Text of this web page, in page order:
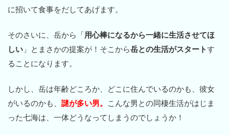
に招いて食事をだしてあげます。
そのさいに、岳から「用心棒になるから一緒に生活させてほ
しい 」とまさかの提案が！そこから岳との生活がスタートす
ることになります。
しかし、岳は年齢どころか、どこに住んでいるのかも、彼女
がいるのかも、 謎が多い男。
こんな男との同棲生活がはじま
った七海は、一体どうなってしまうのでしょうか！